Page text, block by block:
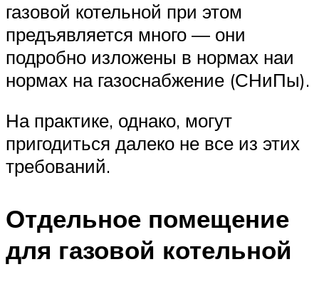
газовой котельной при этом
предъявляется много — они
подробно изложены в нормах наи
нормах на газоснабжение (СНиПы).
На практике, однако, могут
пригодиться далеко не все из этих
требований.
Отдельное помещение
для газовой котельной